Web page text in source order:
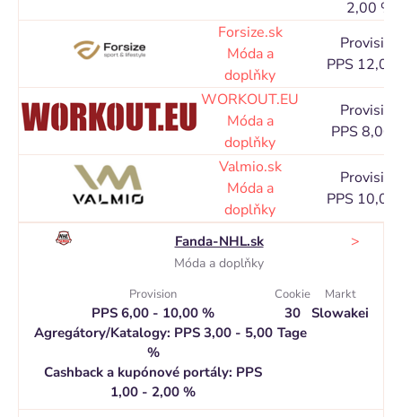
2,00 %
Forsize.sk
Móda a
doplňky
Provision
PPS 12,00
WORKOUT.EU
Móda a
doplňky
Provision
PPS 8,00
Valmio.sk
Móda a
doplňky
Provision
PPS 10,00
Fanda-NHL.sk
Móda a doplňky
>
Provision
PPS 6,00 - 10,00 %
Agregátory/Katalogy: PPS 3,00 - 5,00
%
Cashback a kupónové portály: PPS
1,00 - 2,00 %
Cookie
30
Tage
Markt
Slowakei